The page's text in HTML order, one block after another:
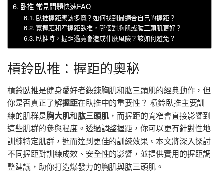
卧推 常見問題快速FAQ
臥推握距應該多寬？如何找到最適合自己的握距？
寬握距和窄握距臥推，哪個對胸肌或肱三頭肌更好？
臥推時，握距過寬會造成什麼風險？該如何避免？
槓鈴臥推：握距的奧秘
槓鈴臥推是健身愛好者鍛鍊胸肌和肱三頭肌的經典動作，但
你是否真正了解握距在臥推中的重要性？ 槓鈴臥推主要訓
練的肌群是胸大肌和肱三頭肌 ，而握距的寬窄會直接影響到
這些肌群的參與程度。透過調整握距，你可以更有針對性地
訓練特定肌群，進而達到更佳的訓練效果。本文將深入探討
不同握距對訓練成效、安全性的影響，並提供實用的握距調
整建議，助你打造爆發力的胸肌與肱三頭肌。